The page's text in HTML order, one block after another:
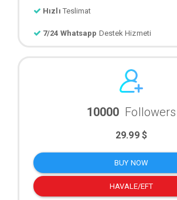
Hızlı Teslimat
7/24 Whatsapp Destek
10000 Followers
29.99 $
BUY NOW
HAVALE/EFT